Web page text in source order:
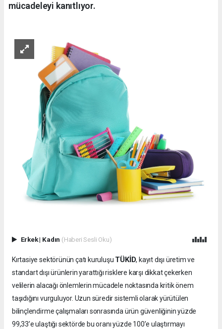
mücadeleyi kanıtlıyor.
Erkek| Kadın (Haberi Sesli Oku)
Kırtasiye sektörünün çatı kuruluşu TÜKİD, kayıt dışı üretim ve
standart dışı ürünlerin yarattığı risklere karşı dikkat çekerken
velilerin alacağı önlemlerin mücadele noktasında kritik önem
taşıdığını vurguluyor. Uzun süredir sistemli olarak yürütülen
bilinçlendirme çalışmaları sonrasında ürün güvenliğinin yüzde
99,33’e ulaştığı sektörde bu oranı yüzde 100’e ulaştırmayı